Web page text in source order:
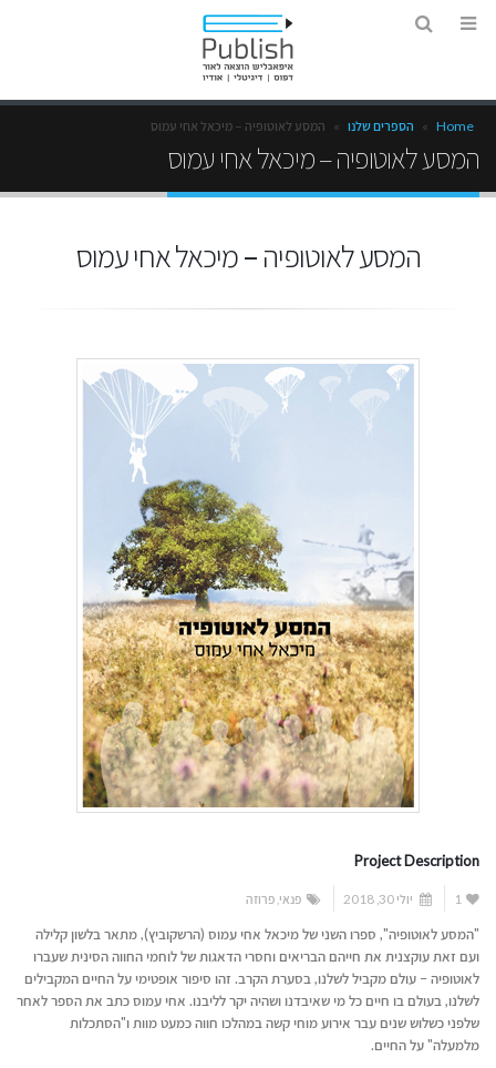
Home
» הספרים שלנו » המסע לאוטופיה – מיכאל אחי עמוס
המסע לאוטופיה – מיכאל אחי עמוס
המסע לאוטופיה – מיכאל אחי עמוס
Project Description
1 יולי 30, 2018 פנאי ,פרוזה
"המסע לאוטופיה", ספרו השני של מיכאל אחי עמוס (הרשקוביץ), מתאר בלשון קלילה
ועם זאת עוקצנית את חייהם הבריאים וחסרי הדאגות של לוחמי החווה הסינית שעברו
לאוטופיה – עולם מקביל לשלנו, בסערת הקרב. זהו סיפור אופטימי על החיים המקבילים
לשלנו, בעולם בו חיים כל מי שאיבדנו ושהיה יקר לליבנו. אחי עמוס כתב את הספר לאחר
שלפני כשלוש שנים עבר אירוע מוחי קשה במהלכו חווה כמעט מוות ו"הסתכלות
מלמעלה" על החיים.